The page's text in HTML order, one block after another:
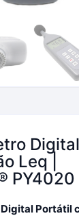
Leq |
PY4020
Portátil